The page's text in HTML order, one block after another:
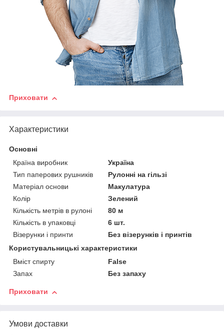
Приховати
Характеристики
Основні
Країна виробник
Україна
Тип паперових рушників
Рулонні на гільзі
Матеріал основи
Макулатура
Колір
Зелений
Кількість метрів в рулоні
80 м
Кількість в упаковці
6 шт.
Візерунки і принти
Без візерунків і принтів
Користувальницькі характеристики
Вміст спирту
False
Запах
Без запаху
Приховати
Умови доставки